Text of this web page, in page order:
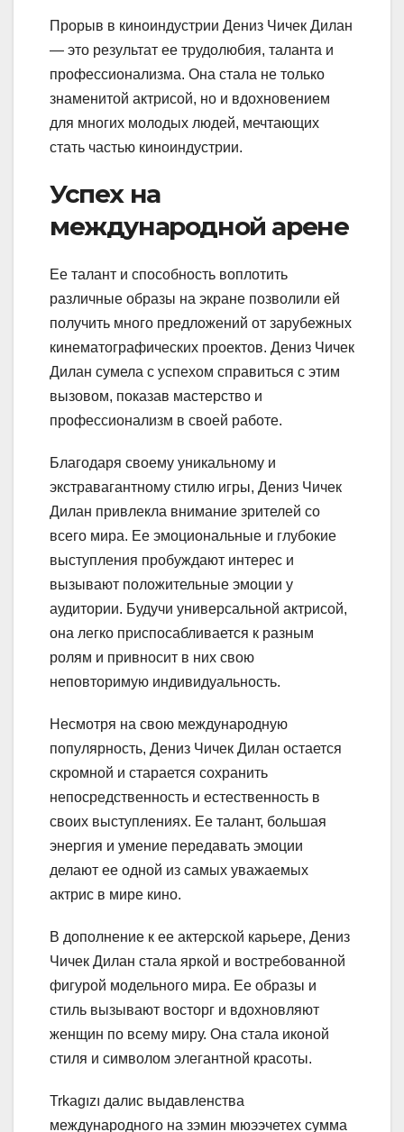
Прорыв в киноиндустрии Дениз Чичек Дилан
— это результат ее трудолюбия, таланта и
профессионализма. Она стала не только
знаменитой актрисой, но и вдохновением
для многих молодых людей, мечтающих
стать частью киноиндустрии.
Успех на
международной арене
Ее талант и способность воплотить
различные образы на экране позволили ей
получить много предложений от зарубежных
кинематографических проектов. Дениз Чичек
Дилан сумела с успехом справиться с этим
вызовом, показав мастерство и
профессионализм в своей работе.
Благодаря своему уникальному и
экстравагантному стилю игры, Дениз Чичек
Дилан привлекла внимание зрителей со
всего мира. Ее эмоциональные и глубокие
выступления пробуждают интерес и
вызывают положительные эмоции у
аудитории. Будучи универсальной актрисой,
она легко приспосабливается к разным
ролям и привносит в них свою
неповторимую индивидуальность.
Несмотря на свою международную
популярность, Дениз Чичек Дилан остается
скромной и старается сохранить
непосредственность и естественность в
своих выступлениях. Ее талант, большая
энергия и умение передавать эмоции
делают ее одной из самых уважаемых
актрис в мире кино.
В дополнение к ее актерской карьере, Дениз
Чичек Дилан стала яркой и востребованной
фигурой модельного мира. Ее образы и
стиль вызывают восторг и вдохновляют
женщин по всему миру. Она стала иконой
стиля и символом элегантной красоты.
Trkagızı далис выдавленства
международного на зэмин мюээчетех сумма